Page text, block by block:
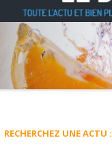
RECHERCHEZ UNE ACTU :